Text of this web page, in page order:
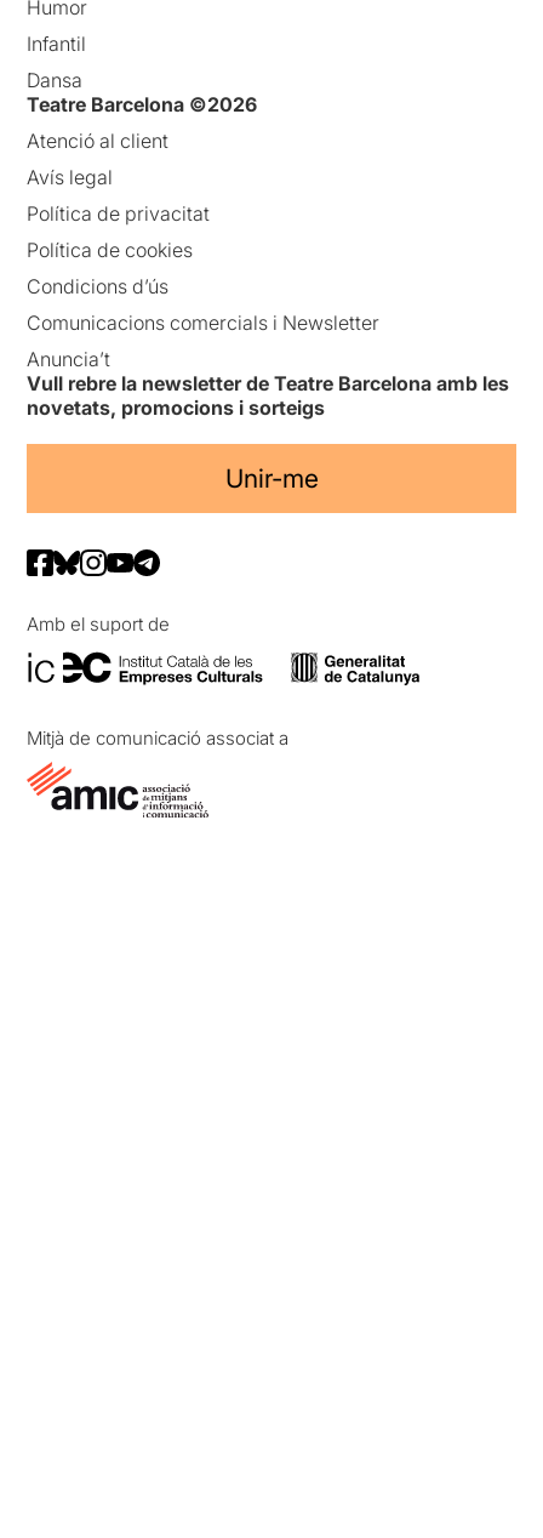
Humor
Infantil
Dansa
Teatre Barcelona ©2026
Atenció al client
Avís legal
Política de privacitat
Política de cookies
Condicions d’ús
Comunicacions comercials i Newsletter
Anuncia’t
Vull rebre la newsletter de Teatre Barcelona amb les
novetats, promocions i sorteigs
Unir-me
Amb el suport de
Mitjà de comunicació associat a